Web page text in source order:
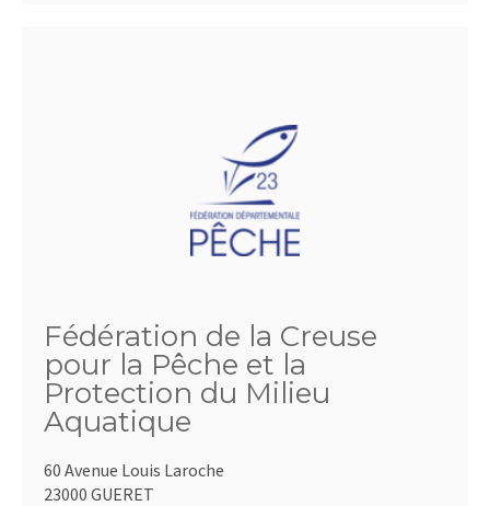
Fédération de la Creuse
pour la Pêche et la
Protection du Milieu
Aquatique
60 Avenue Louis Laroche
23000 GUERET